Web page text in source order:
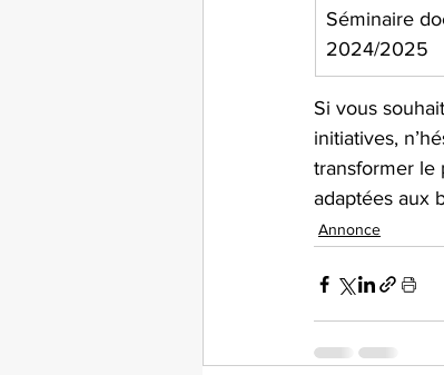
Séminaire
2024/2025
Si vous
initiatives,
transformer le
adaptées aux
Annonce